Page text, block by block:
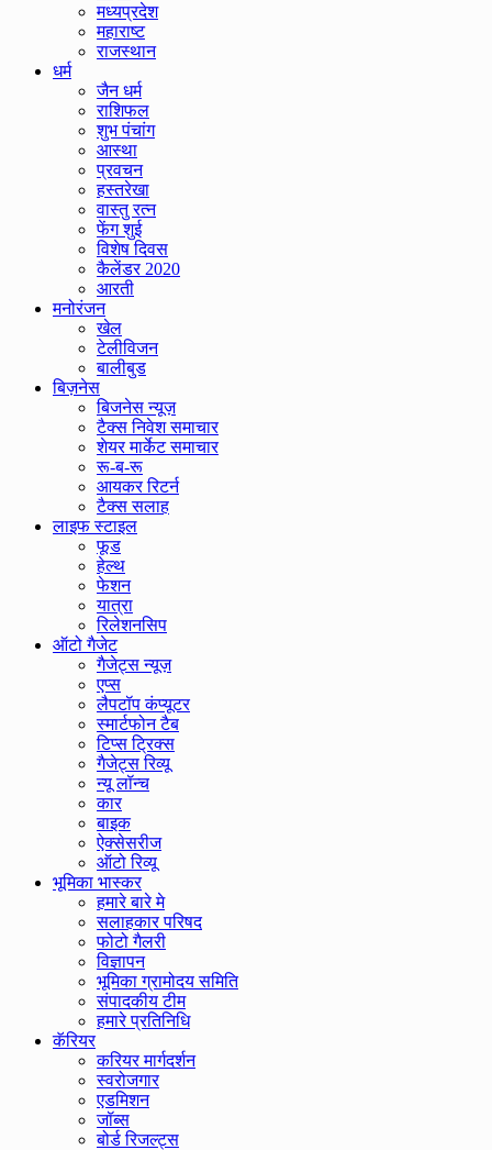
मध्यप्रदेश
महाराष्ट
राजस्थान
धर्म
जैन धर्म
राशिफल
शुभ पंचांग
आस्था
प्रवचन
हस्तरेखा
वास्तु रत्न
फेंग शुई
विशेष दिवस
कैलेंडर 2020
आरती
मनोरंजन
खेल
टेलीविजन
बालीबुड
बिज़नेस
बिजनेस न्यूज़
टैक्स निवेश समाचार
शेयर मार्केट समाचार
रू-ब-रू
आयकर रिटर्न
टैक्स सलाह
लाइफ स्टाइल
फूड
हेल्थ
फेशन
यात्रा
रिलेशनसिप
ऑटो गैजेट
गैजेट्स न्यूज़
एप्स
लैपटॉप कंप्यूटर
स्मार्टफोन टैब
टिप्स ट्रिक्स
गैजेट्स रिव्यू
न्यू लॉन्च
कार
बाइक
ऐक्सेसरीज
ऑटो रिव्यू
भूमिका भास्कर
हमारे बारे मे
सलाहकार परिषद
फोटो गैलरी
विज्ञापन
भूमिका ग्रामोदय समिति
संपादकीय टीम
हमारे प्रतिनिधि
कॅरियर
करियर मार्गदर्शन
स्वरोजगार
एडमिशन
जॉब्स
बोर्ड रिजल्ट्स